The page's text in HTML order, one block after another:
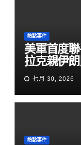
熱點事件
美軍首度
拉克親伊
七月 30, 2026
熱點事件